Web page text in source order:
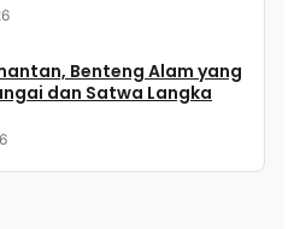
Benteng Alam yang
dan Satwa Langka